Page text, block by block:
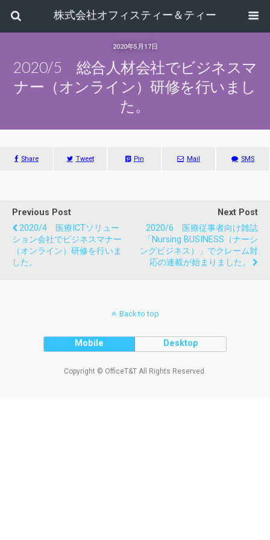
株式会社オフィスティー＆ティー
2020年5月17日
2020/5 総合人材会社でビジネスマ
ナー（オンライン）研修を行いまし
た。
Share Tweet Pin Mail SMS
Previous Post
2020/4 医療ICTソリュー
ション会社でビジネスマナー
（オンライン）研修を行いま
した。
Next Post
2020/6 医療従事者向け雑誌
「Nursing BUSINESS（ナーシ
ングビジネス）」でクレーム対
応の連載が始まりました。
Back to top
Mobile Desktop
Copyright © OfficeT&T All Rights Reserved.